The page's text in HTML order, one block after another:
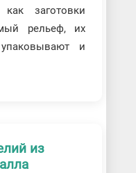
заготовки
рельеф, их
и
из